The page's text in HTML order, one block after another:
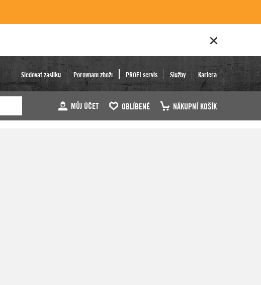
Sledovat zásilku Porovnání zboží PROFI servis Služby Kariéra
MŮJ ÚČET OBLÍBENÉ NÁKUPNÍ KOŠÍK